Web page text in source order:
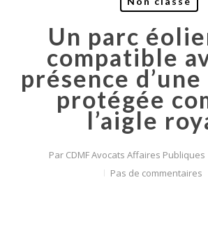
Un parc
compatible
présence
protégée
l’aigle
ParCDMF Avocats Affaires Publiques
Pas de commentaires